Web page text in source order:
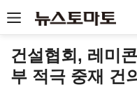
건설협회, 레미
부 적극 중재 건